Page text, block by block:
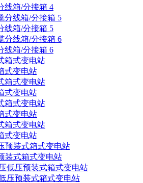
线箱/分接箱 4
线箱/分接箱 5
线箱/分接箱 6
式变电站
式变电站
式变电站
式变电站
装式箱式变电站
压预装式箱式变电站